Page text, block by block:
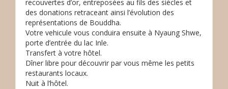
recouvertes d’or, entreposées au fils des siècles et
des donations retraceant ainsi l’évolution des
représentations de Bouddha.
Votre vehicule vous conduira ensuite à Nyaung Shwe,
porte d’entrée du lac Inle.
Transfert à votre hôtel.
Dîner libre pour découvrir par vous même les petits
restaurants locaux.
Nuit à l’hôtel.